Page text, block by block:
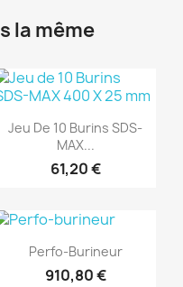
la même
Aperçu rapide
Jeu De 10 Burins SDS-
MAX...
61,20 €
(1)
Aperçu rapide
Perfo-Burineur
910,80 €
(1)